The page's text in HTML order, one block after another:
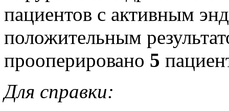
пациентов с активным
положительным
прооперировано 5
Для справки: